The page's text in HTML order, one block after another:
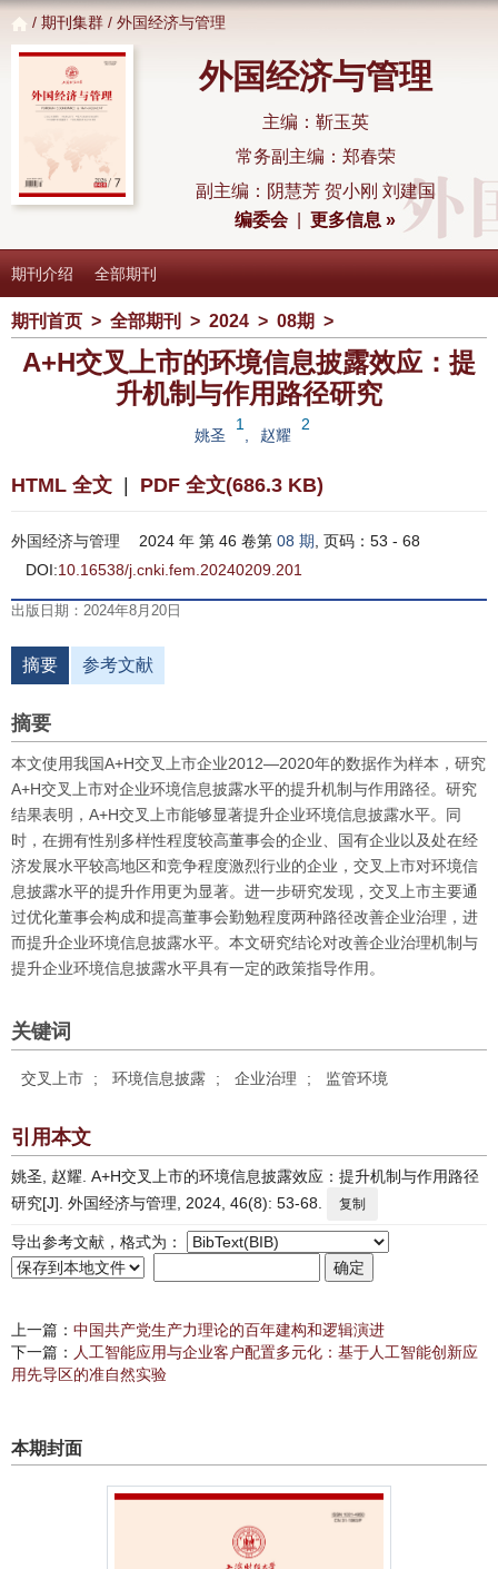
/ 期刊集群 / 外国经济与管理
外国经济与管理
主编：靳玉英
常务副主编：郑春荣
副主编：阴慧芳 贺小刚 刘建国
编委会|更多信息 »
期刊介绍 全部期刊
期刊首页 > 全部期刊 > 2024 > 08期 >
A+H交叉上市的环境信息披露效应：提
升机制与作用路径研究
姚圣
1
赵耀
2
HTML 全文 PDF 全文(686.3 KB)
外国经济与管理 2024 年 第 46 卷第 08 期 , 页码：53 - 68
DOI:10.16538/j.cnki.fem.20240209.201
出版日期：2024年8月20日
摘要 参考文献
摘要
本文使用我国A+H交叉上市企业2012—2020年的数据作为样本，研究
A+H交叉上市对企业环境信息披露水平的提升机制与作用路径。研究
结果表明，A+H交叉上市能够显著提升企业环境信息披露水平。同
时，在拥有性别多样性程度较高董事会的企业、国有企业以及处在经
济发展水平较高地区和竞争程度激烈行业的企业，交叉上市对环境信
息披露水平的提升作用更为显著。进一步研究发现，交叉上市主要通
过优化董事会构成和提高董事会勤勉程度两种路径改善企业治理，进
而提升企业环境信息披露水平。本文研究结论对改善企业治理机制与
提升企业环境信息披露水平具有一定的政策指导作用。
关键词
交叉上市 ; 环境信息披露 ; 企业治理 ; 监管环境
引用本文
姚圣, 赵耀. A+H交叉上市的环境信息披露效应：提升机制与作用路径
研究[J]. 外国经济与管理, 2024, 46(8): 53-68.
复制
导出参考文献，格式为：
上一篇： 中国共产党生产力理论的百年建构和逻辑演进
下一篇： 人工智能应用与企业客户配置多元化：基于人工智能创新应
用先导区的准自然实验
本期封面